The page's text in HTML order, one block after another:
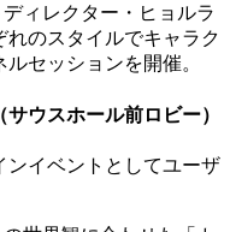
ィレクター・ヒョルラ
れのスタイルでキャラク
セッションを開催。
ウスホール前ロビー）
ンイベントとしてユーザ